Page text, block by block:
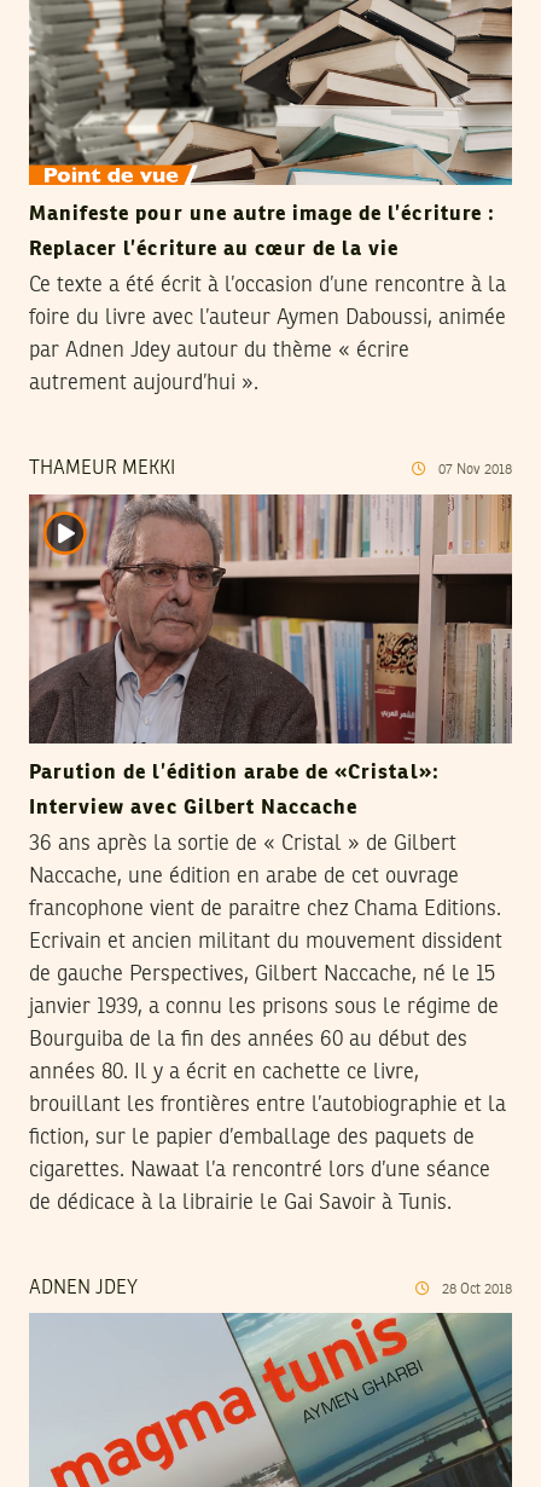
Manifeste pour une autre image de l’écriture :
Replacer l’écriture au cœur de la vie
Ce texte a été écrit à l’occasion d’une rencontre à la
foire du livre avec l’auteur Aymen Daboussi, animée
par Adnen Jdey autour du thème « écrire
autrement aujourd’hui ».
THAMEUR MEKKI 07 Nov 2018
Parution de l’édition arabe de «Cristal»:
Interview avec Gilbert Naccache
36 ans après la sortie de « Cristal » de Gilbert
Naccache, une édition en arabe de cet ouvrage
francophone vient de paraitre chez Chama Editions.
Ecrivain et ancien militant du mouvement dissident
de gauche Perspectives, Gilbert Naccache, né le 15
janvier 1939, a connu les prisons sous le régime de
Bourguiba de la fin des années 60 au début des
années 80. Il y a écrit en cachette ce livre,
brouillant les frontières entre l’autobiographie et la
fiction, sur le papier d’emballage des paquets de
cigarettes. Nawaat l’a rencontré lors d’une séance
de dédicace à la librairie le Gai Savoir à Tunis.
ADNEN JDEY 28 Oct 2018